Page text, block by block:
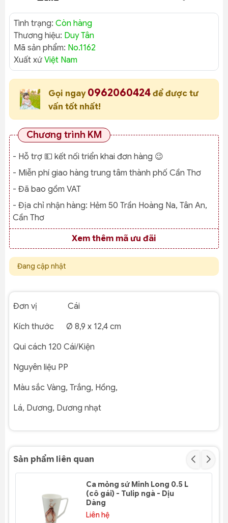
Tình trạng: Còn hàng
Thương hiệu: Duy Tân
Mã sản phẩm: No.1162
Xuất xứ Việt Nam
Gọi ngay 0962060424 để được tư
vấn tốt nhất!
Chương trình KM
- Hỗ trợ 💵 kết nối triển khai đơn hàng 😉
- Miễn phí giao hàng trung tâm thành phố Cần Thơ
- Đã bao gồm VAT
- Địa chỉ nhận hàng: Hẻm 50 Trần Hoàng Na, Tân An,
Cần Thơ
Xem thêm mã ưu đãi
Đang cập nhật
Đơn vị Cái
Kích thước
Ø 8,9 x 12,4 cm
Qui cách 120 Cái/Kiện
Nguyên liệu PP
Màu sắc Vàng, Trắng, Hồng,
Lá, Dương, Dương nhạt
Sản phẩm liên quan
Ca mỏng sứ Minh Long 0.5 L
(cô gái) - Tulip ngà - Dịu
Dàng
Liên hệ